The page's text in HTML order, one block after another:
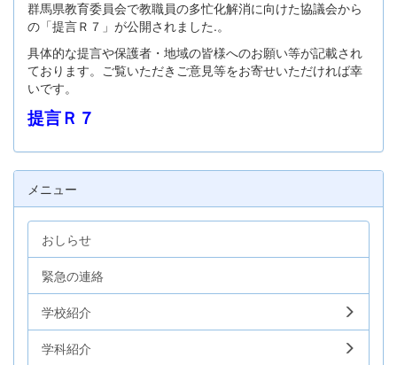
群馬県教育委員会で教職員の多忙化解消に向けた協議会から
の「提言Ｒ７」が公開されました.。
具体的な提言や保護者・地域の皆様へのお願い等が記載され
ております。ご覧いただきご意見等をお寄せいただければ幸
いです。
提言Ｒ７
メニュー
おしらせ
緊急の連絡
学校紹介
学科紹介